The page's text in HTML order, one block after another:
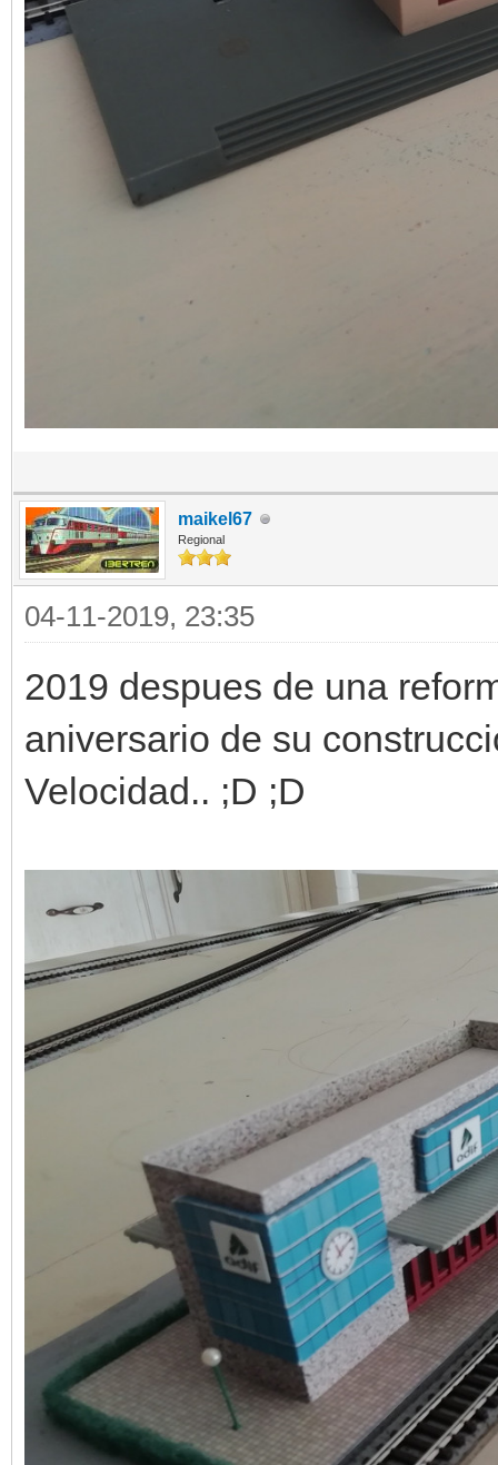
maikel67
Regional
04-11-2019, 23:35
2019 despues de una
aniversario de su
Velocidad.. ;D ;D